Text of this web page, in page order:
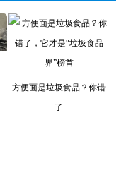
方便面是垃圾食品？你错
了